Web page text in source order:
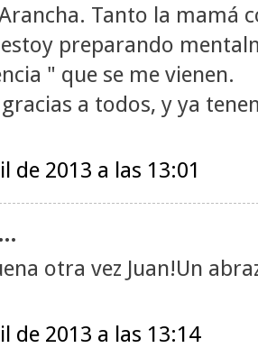
Tanto la mamá
preparando
" que se me vienen.
a todos, y ya
de 2013 a las 13:01
otra vez Juan!Un
de 2013 a las 13:14